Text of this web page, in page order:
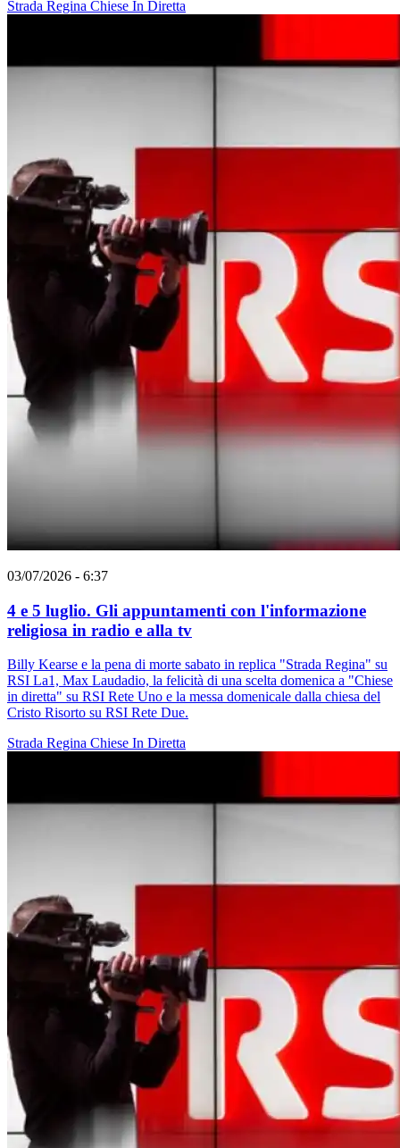
Strada Regina Chiese In Diretta
03/07/2026 - 6:37
4 e 5 luglio. Gli appuntamenti con l'informazione
religiosa in radio e alla tv
Billy Kearse e la pena di morte sabato in replica "Strada Regina" su
RSI La1, Max Laudadio, la felicità di una scelta domenica a "Chiese
in diretta" su RSI Rete Uno e la messa domenicale dalla chiesa del
Cristo Risorto su RSI Rete Due.
Strada Regina Chiese In Diretta